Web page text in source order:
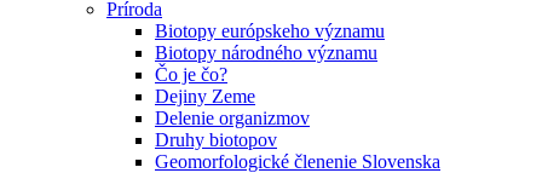
Príroda
Biotopy európskeho významu
Biotopy národného významu
Čo je čo?
Dejiny Zeme
Delenie organizmov
Druhy biotopov
Geomorfologické členenie Slovenska